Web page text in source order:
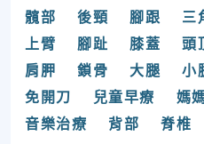
髖部
後頸 腳跟 三
上臂
腳趾 膝蓋 頭
肩胛
鎖骨 大腿 小
免開刀
兒童早療 媽
音樂治療
背部 脊椎